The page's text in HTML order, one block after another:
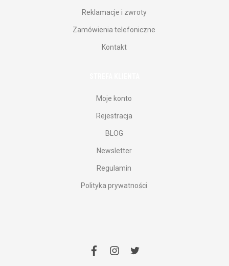
Reklamacje i zwroty
Zamówienia telefoniczne
Kontakt
Moje konto
Rejestracja
BLOG
Newsletter
Regulamin
Polityka prywatności
facebook
instagram
twitter